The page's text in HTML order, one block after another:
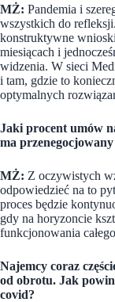
MŻ: Pandemia i
wszystkich do
konstruktywne
miesiącach i
widzenia. W sieci
i tam, gdzie to
optymalnych
Jaki procent umów
ma
MŻ: Z oczywistych
odpowiedzieć na to
proces będzie
gdy na horyzoncie
funkcjonowania
Najemcy coraz
od obrotu. Jak
covid?